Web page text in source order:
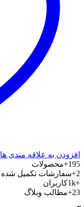
افزودن به علاقه مندی ها
195+
محصولات
2+
سفارشات تکمیل شده
+1k
کاربران
23+
مطالب وبلاگ